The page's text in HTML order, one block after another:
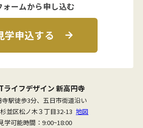
ォームから申し込む
学申込する
ライフデザイン 新高円寺
寺駅徒歩3分、五日市街道沿い
並区松ノ木３丁目32-13 地図
学可能時間：9:00~18:00